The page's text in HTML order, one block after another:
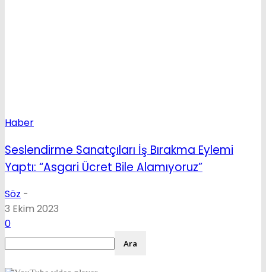
Haber
Seslendirme Sanatçıları İş Bırakma Eylemi
Yaptı: “Asgari Ücret Bile Alamıyoruz”
Söz -
3 Ekim 2023
0